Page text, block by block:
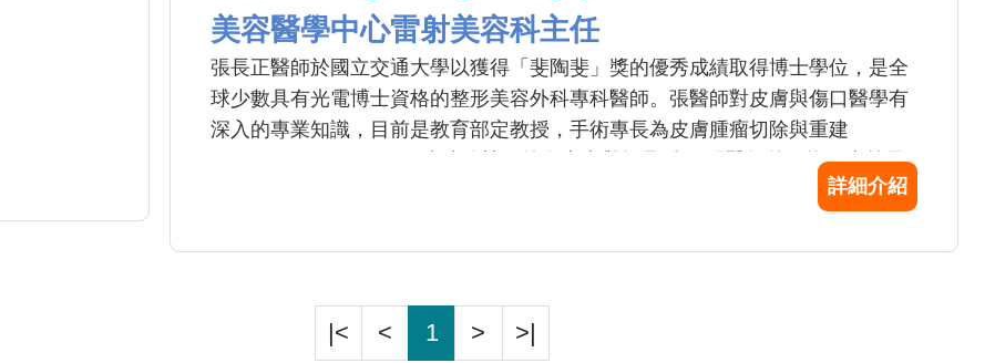
美容醫學中心雷射美容科主任
張長正醫師於國立交通大學以獲得「斐陶斐」獎的優秀成績取得博士學位，是全
球少數具有光電博士資格的整形美容外科專科醫師。張醫師對皮膚與傷口醫學有
深入的專業知識，目前是教育部定教授，手術專長為皮膚腫瘤切除與重建
（surgical oncologist)，脂肪移植，外傷疤痕與蟹足腫。 張醫師曾經擔任嘉義長
庚醫院及本院美容中心主任共八年，目前為本中心雷射美容科主任。臨床研究已
光老化治療」，「多層式臉部拉提注射」，「面部無痕舌癌重建」等...其他微創
治療。 張醫師對美容醫學求診者均親自諮詢衛教，由於其臨床，教育，民眾衛教
詳細介紹
|< < 1 > >|